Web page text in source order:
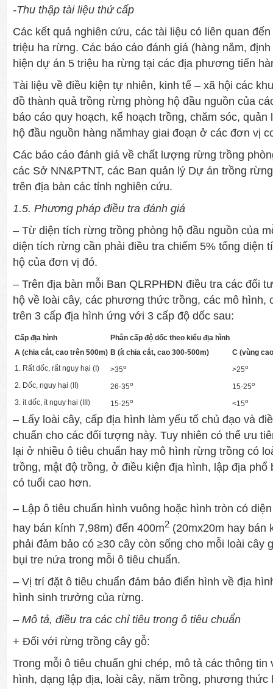
-Thu thập tài liệu thứ cấp
Các kết quả nghiên cứu, các tài liệu có liên quan
triệu ha rừng. Các báo cáo đánh giá (hàng năm,
hiện dự án 5 triệu ha rừng tại các địa phương tiến
Tài liệu về điều kiện tự nhiên, kinh tế – xã hội các
đồ thành quả trồng rừng phòng hộ đầu nguồn của
báo cáo quy hoạch, kế hoạch trồng, chăm sóc,
hộ đầu nguồn hàng nămhay giai đoạn ở các đơn vị
Các báo cáo đánh giá về chất lượng rừng trồng
các Sở NN&PTNT, các Ban quản lý Dự án trồng
trên địa bàn các tỉnh nghiên cứu.
1.5. Phương pháp điều tra đánh giá
– Từ diện tích rừng trồng phòng hộ đầu nguồn của
diện tích rừng cần phải điều tra chiếm 5% tổng diện
hộ của đơn vị đó.
– Trên địa bàn mỗi Ban QLRPHĐN điều tra các đối
hộ về loài cây, các phương thức trồng, các mô hình,
trên 3 cấp địa hình ứng với 3 cấp độ dốc sau:
Cấp địa hình
Phân cấp độ dốc theo kiểu địa hình
A (chia cắt, cao trên 500m) B (ít chia cắt, cao 300-500m)
C (vùng
1. Rất dốc, rất nguy hại (I)
>35o >25o
2. Dốc, nguy hại (II) 26-35o 15-25o
3. ít dốc, ít nguy hại (III) 15-25o <15o
– Lấy loài cây, cấp địa hình làm yếu tố chủ đạo và
chuẩn cho các đối tượng này. Tuy nhiên có thể ưu
lại ở nhiều ô tiêu chuẩn hay mô hình rừng trồng có
trồng, mật độ trồng, ở điều kiện địa hình, lập địa
có tuổi cao hơn.
– Lập ô tiêu chuẩn hình vuông hoặc hình tròn có
hay bán kính 7,98m) đến 400m2 (20mx20m hay bán
phải đảm bảo có ≥30 cây còn sống cho mỗi loài cây
bụi tre nứa trong mỗi ô tiêu chuẩn.
– Vị trí đặt ô tiêu chuẩn đảm bảo điển hình về địa
hình sinh trưởng của rừng.
– Mô tả, điều tra các chỉ tiêu trong ô tiêu chuẩn
+ Đối với rừng trồng cây gỗ:
Trong mỗi ô tiêu chuẩn ghi chép, mô tả các thông tin
hình, dạng lập địa, loài cây, năm trồng, phương thức